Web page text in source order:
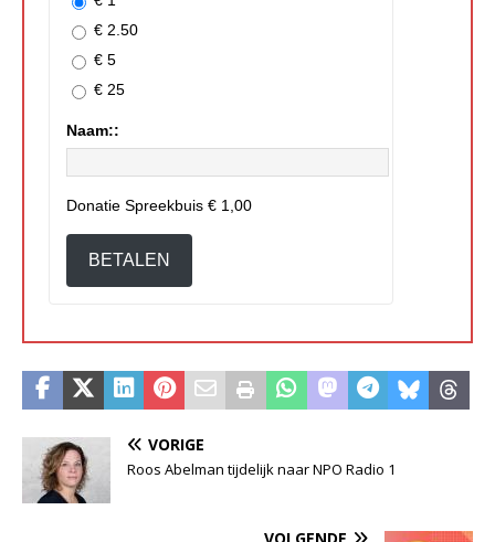
€ 2.50
€ 5
€ 25
Naam::
Donatie Spreekbuis € 1,00
BETALEN
VORIGE
Roos Abelman tijdelijk naar NPO Radio 1